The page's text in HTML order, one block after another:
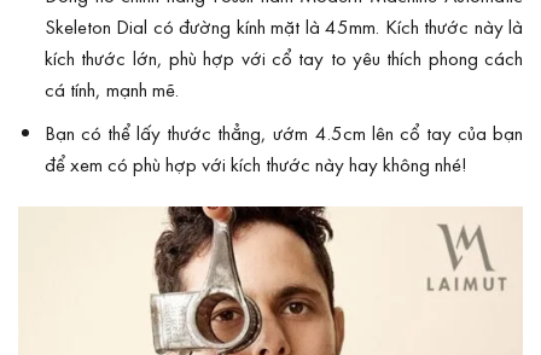
Skeleton Dial có đường kính mặt là 45mm. Kích thước này là
kích thước lớn, phù hợp với cổ tay to yêu thích phong cách
cá tính, mạnh mẽ.
Bạn có thể lấy thước thẳng, ướm 4.5cm lên cổ tay của bạn
để xem có phù hợp với kích thước này hay không nhé!